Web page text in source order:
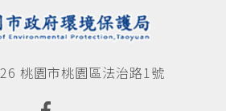
桃園市桃園區法治路1號